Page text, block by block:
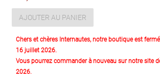
AJOUTER AU PANIER
Chers et chères Internautes, notre boutique est
16 juillet 2026.
Vous pourrez commander à nouveau sur notre site
2026.